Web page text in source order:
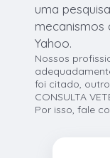
uma
Yahoo.
Nossos
foi citado,
CONSULTA
Por isso, fale